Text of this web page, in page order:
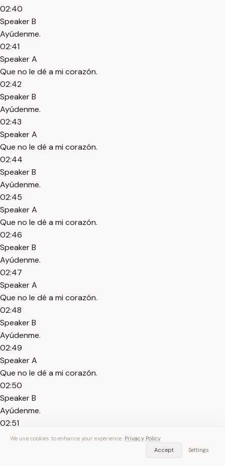
02:40
Speaker B
Ayúdenme.
02:41
Speaker A
Que no le dé a mi corazón.
02:42
Speaker B
Ayúdenme.
02:43
Speaker A
Que no le dé a mi corazón.
02:44
Speaker B
Ayúdenme.
02:45
Speaker A
Que no le dé a mi corazón.
02:46
Speaker B
Ayúdenme.
02:47
Speaker A
Que no le dé a mi corazón.
02:48
Speaker B
Ayúdenme.
02:49
Speaker A
Que no le dé a mi corazón.
02:50
Speaker B
Ayúdenme.
02:51
Speaker A
We use cookies to enhance your experience. Privacy Policy
Accept
Settings